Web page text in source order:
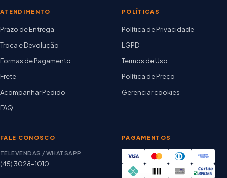
ATENDIMENTO
Prazo de Entrega
Troca e Devolução
Formas de Pagamento
Frete
Acompanhar Pedido
FAQ
POLÍTICAS
Política de Privacidade
LGPD
Termos de Uso
Política de Preço
Gerenciar cookies
FALE CONOSCO
TELEVENDAS / WHATSAPP
(45) 3028-1010
PAGAMENTOS